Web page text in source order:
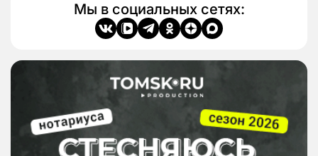
Мы в социальных сетях: